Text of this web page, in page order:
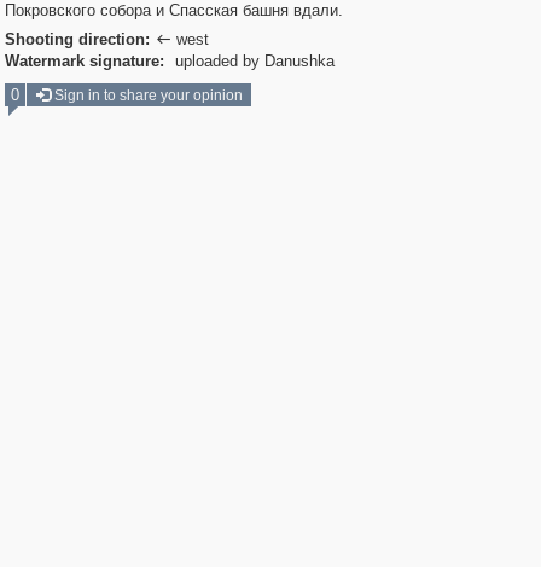
Покровского собора и Спасская башня вдали.
Shooting direction:  west
Watermark signature:
uploaded by Danushka
0
Sign in to share your opinion